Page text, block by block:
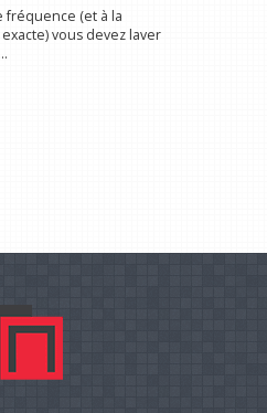
fréquence (et à la
vous devez laver